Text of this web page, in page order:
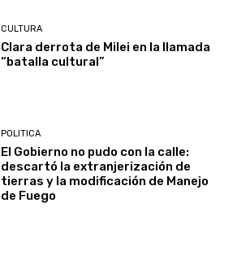
CULTURA
Clara derrota de Milei en la llamada
“batalla cultural”
POLITICA
El Gobierno no pudo con la calle:
descartó la extranjerización de
tierras y la modificación de Manejo
de Fuego